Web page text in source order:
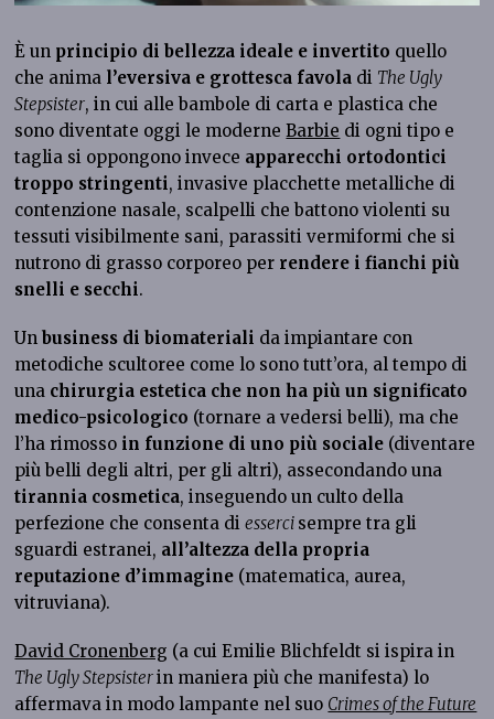
È un principio di bellezza ideale e invertito quello
che anima l’eversiva e grottesca favola di The Ugly
Stepsister, in cui alle bambole di carta e plastica che
sono diventate oggi le moderneBarbie di ogni tipo e
taglia si oppongono invece apparecchi ortodontici
troppo stringenti, invasive placchette metalliche di
contenzione nasale, scalpelli che battono violenti su
tessuti visibilmente sani, parassiti vermiformi che si
nutrono di grasso corporeo per rendere i fianchi più
snelli e secchi.
Unbusiness di biomateriali da impiantare con
metodiche scultoree come lo sono tutt’ora, al tempo di
una chirurgia estetica che non ha più un significato
medico-psicologico (tornare a vedersi belli), ma che
l’ha rimosso in funzione di uno più sociale (diventare
più belli degli altri, per gli altri), assecondando una
tirannia cosmetica, inseguendo un culto della
perfezione che consenta diesserci sempre tra gli
sguardi estranei, all’altezza della propria
reputazione d’immagine (matematica, aurea,
vitruviana).
David Cronenberg (a cui Emilie Blichfeldt si ispira in
The Ugly Stepsisterin maniera più che manifesta) lo
affermava in modo lampante nel suo Crimes of the Future